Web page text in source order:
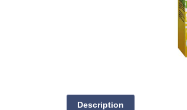
Description